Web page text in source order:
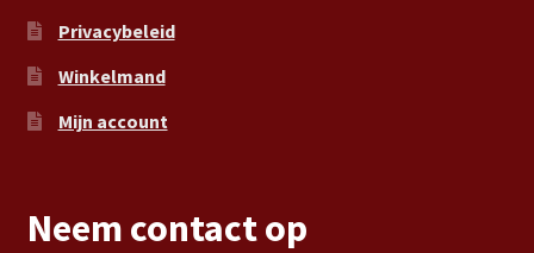
Privacybeleid
Winkelmand
Mijn account
Neem contact op